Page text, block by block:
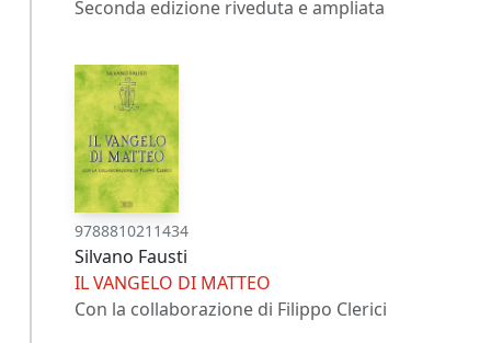
Seconda edizione riveduta e ampliata
9788810211434
Silvano Fausti
IL VANGELO DI MATTEO
Con la collaborazione di Filippo Clerici